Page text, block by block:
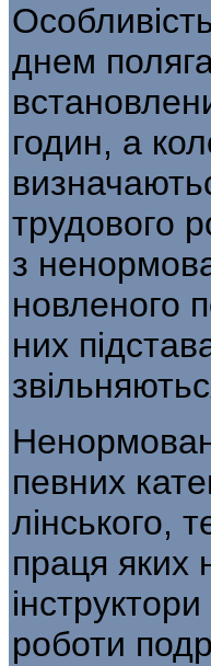
днем
годин, а
трудового
з
новленого
них
певних
лінського,
праця яких
роботи